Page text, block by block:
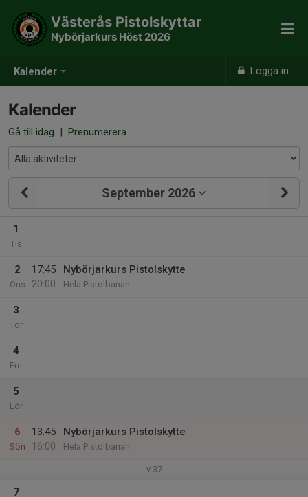
Kalender Logga in
Västerås Pistolskyttar
Nybörjarkurs Höst 2026
Kalender
Gå till idag | Prenumerera
September 2026
1
Tis
2
Ons
17:45
20:00
Nybörjarkurs Pistolskytte
Hela Pistolbanan
3
Tor
4
Fre
5
Lör
6
Sön
13:45
16:00
Nybörjarkurs Pistolskytte
Hela Pistolbanan
v.37
7